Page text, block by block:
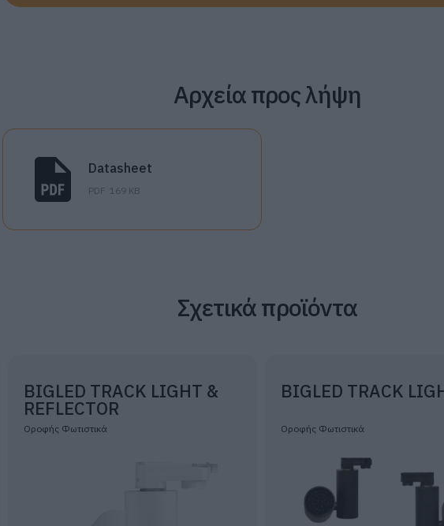
Αρχεία προς λήψη
Datasheet
PDF 169 KB
Σχετικά προϊόντα
BIGLED TRACK LIGHT &
REFLECTOR
Οροφής Φωτιστικά
BIGLED TRACK
Οροφής Φωτιστικά